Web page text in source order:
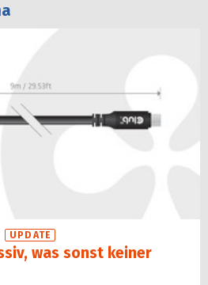
UPDATE
was sonst keiner